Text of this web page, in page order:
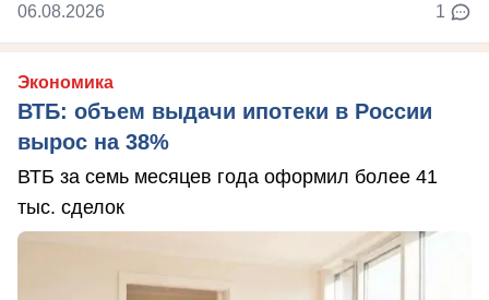
06.08.2026 1
Экономика
ВТБ: объем выдачи ипотеки в России
вырос на 38%
ВТБ за семь месяцев года оформил более 41
тыс. сделок